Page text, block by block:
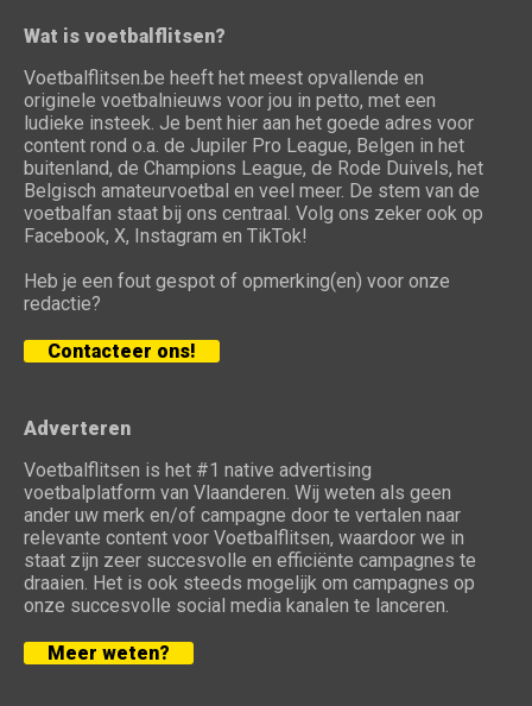
Wat is voetbalflitsen?
Voetbalflitsen.be heeft het meest opvallende en
originele voetbalnieuws voor jou in petto, met een
ludieke insteek. Je bent hier aan het goede adres voor
content rond o.a. de Jupiler Pro League, Belgen in het
buitenland, de Champions League, de Rode Duivels, het
Belgisch amateurvoetbal en veel meer. De stem van de
voetbalfan staat bij ons centraal. Volg ons zeker ook op
Facebook, X, Instagram en TikTok!
Heb je een fout gespot of opmerking(en) voor onze
redactie?
Contacteer ons!
Adverteren
Voetbalflitsen is het #1 native advertising
voetbalplatform van Vlaanderen. Wij weten als geen
ander uw merk en/of campagne door te vertalen naar
relevante content voor Voetbalflitsen, waardoor we in
staat zijn zeer succesvolle en efficiënte campagnes te
draaien. Het is ook steeds mogelijk om campagnes op
onze succesvolle social media kanalen te lanceren.
Meer weten?